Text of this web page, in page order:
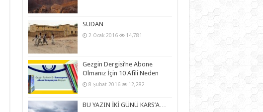
SUDAN
2 Ocak 2016 14,781
Gezgin Dergisi’ne Abone
Olmanız İçin 10 Afili Neden
8 Şubat 2016 12,282
BU YAZIN İKİ GÜNÜ KARS’A…